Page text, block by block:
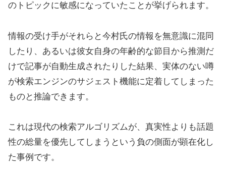
のトピックに敏感になっていたことが挙げられます。
情報の受け手がそれらと今村氏の情報を無意識に混同
したり、あるいは彼女自身の年齢的な節目から推測だ
けで記事が自動生成されたりした結果、実体のない噂
が検索エンジンのサジェスト機能に定着してしまった
ものと推論できます。
これは現代の検索アルゴリズムが、真実性よりも話題
性の総量を優先してしまうという負の側面が顕在化し
た事例です。